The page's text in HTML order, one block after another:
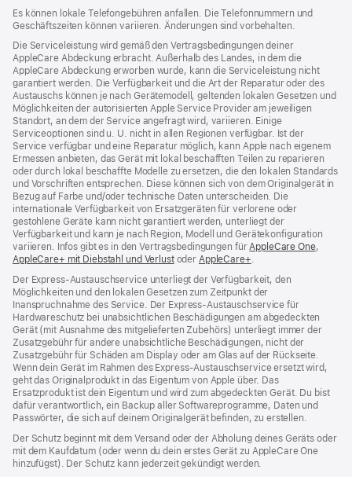
Es können lokale Telefongebühren anfallen. Die Telefonnummern und
Geschäftszeiten können variieren. Änderungen sind vorbehalten.
Die Serviceleistung wird gemäß den Vertragsbedingungen deiner
AppleCare Abdeckung erbracht. Außerhalb des Landes, in dem die
AppleCare Abdeckung erworben wurde, kann die Serviceleistung nicht
garantiert werden. Die Verfügbarkeit und die Art der Reparatur oder des
Austauschs können je nach Gerätemodell, geltenden lokalen Gesetzen und
Möglichkeiten der autorisierten Apple Service Provider am jeweiligen
Standort, an dem der Service angefragt wird, variieren. Einige
Serviceoptionen sind u. U. nicht in allen Regionen verfügbar. Ist der
Service verfügbar und eine Reparatur möglich, kann Apple nach eigenem
Ermessen anbieten, das Gerät mit lokal beschafften Teilen zu reparieren
oder durch lokal beschaffte Modelle zu ersetzen, die den lokalen Standards
und Vorschriften entsprechen. Diese können sich von dem Originalgerät in
Bezug auf Farbe und/oder technische Daten unterscheiden. Die
internationale Verfügbarkeit von Ersatzgeräten für verlorene oder
gestohlene Geräte kann nicht garantiert werden, unterliegt der
Verfügbarkeit und kann je nach Region, Modell und Gerätekonfiguration
variieren. Infos gibt es in den Vertragsbedingungen fürAppleCare One(Öffnet
,
AppleCare+ mit Diebstahl und Verlust(Öffnet
neues
Fenster)
oder AppleCare+(Öffnet
neues
Fenster)
.
Der Express-Austauschservice unterliegt der Verfügbarkeit, den
Möglichkeiten und den lokalen Gesetzen zum Zeitpunkt der
Inanspruchnahme des Service. Der Express-Austauschservice für
Hardwareschutz bei unabsichtlichen Beschädigungen am abgedeckten
Gerät (mit Ausnahme des mitgelieferten Zubehörs) unterliegt immer der
Zusatzgebühr für andere unabsichtliche Beschädigungen, nicht der
Zusatzgebühr für Schäden am Display oder am Glas auf der Rückseite.
Wenn dein Gerät im Rahmen des Express-Austauschservice ersetzt wird,
geht das Originalprodukt in das Eigentum von Apple über. Das
Ersatzprodukt ist dein Eigentum und wird zum abgedeckten Gerät. Du bist
dafür verantwortlich, ein Backup aller Softwareprogramme, Daten und
Passwörter, die sich auf deinem Originalgerät befinden, zu erstellen.
Der Schutz beginnt mit dem Versand oder der Abholung deines Geräts oder
mit dem Kaufdatum (oder wenn du dein erstes Gerät zu AppleCare One
hinzufügst). Der Schutz kann jederzeit gekündigt werden.